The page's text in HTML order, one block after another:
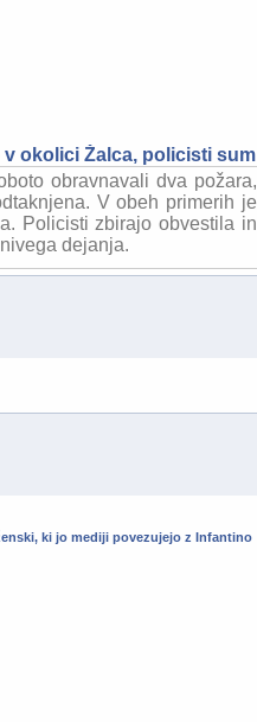
okolici Žalca, policisti
obravnavali dva požara,
V obeh primerih je
Policisti zbirajo obvestila in
dejanja.
ki jo mediji povezujejo z